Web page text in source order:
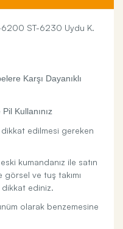
ST-6230 Uydu K.
Karşı Dayanıklı
Kullanınız
edilmesi gereken
kumandanız ile satın
görsel ve tuş takımı
ediniz.
olarak benzemesine